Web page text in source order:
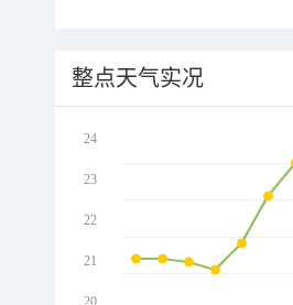
整点天气实况
24
23
22
21
20